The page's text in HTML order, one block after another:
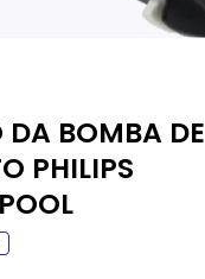
DA BOMBA DE
PHILIPS